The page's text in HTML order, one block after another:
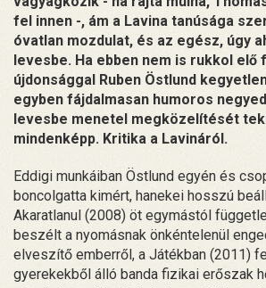
fel innen -, ám a Lavina tanúsága
óvatlan mozdulat, és az egész, úgy
levesbe. Ha ebben nem is rukkol elő
újdonsággal Ruben Östlund
egyben fájdalmasan humoros
levesbe menetel megközelítését
mindenképp. Kritika a Lavináról.
Eddigi munkáiban Östlund egyén és
boncolgatta kimért, hanekei hosszú
Akaratlanul (2008) öt egymástól
beszélt a nyomásnak önkéntelenül
elveszítő emberről, a Játékban (2011)
gyerekekből álló banda fizikai erőszak